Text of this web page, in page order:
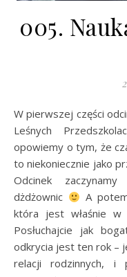
005.
W pierwszej części odcinka “Nauka idzie w las” mówiliśmy o
Leśnych
opowiemy o tym, że
to niekoniecznie jako
Odcinek
dżdżownic
A
która jest właśnie w
Posłuchajcie jak
odkrycia jest ten rok –
relacji rodzinnych, i